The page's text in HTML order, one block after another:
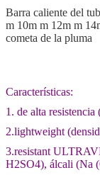
Barra caliente del
m 10m m 12m m
cometa de la pluma
Características:
1. de alta resistencia
2.lightweight
3.resistant
H2SO4), álcali (Na